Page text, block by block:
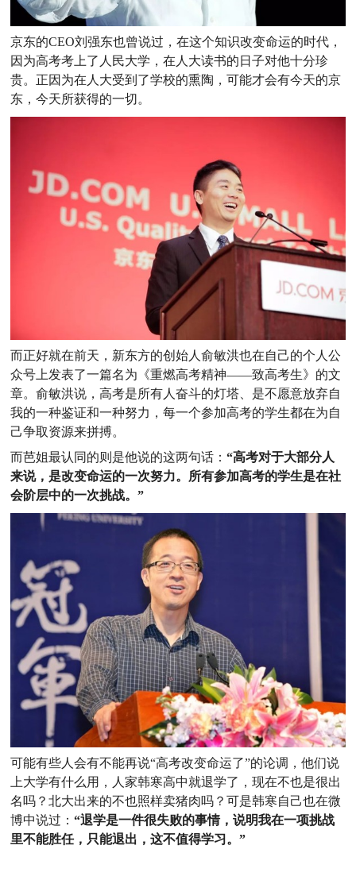
京东的CEO刘强东也曾说过，在这个知识改变命运的时代，
因为高考考上了人民大学，在人大读书的日子对他十分珍
贵。正因为在人大受到了学校的熏陶，可能才会有今天的京
东，今天所获得的一切。
而正好就在前天，新东方的创始人俞敏洪也在自己的个人公
众号上发表了一篇名为《重燃高考精神——致高考生》的文
章。俞敏洪说，高考是所有人奋斗的灯塔、是不愿意放弃自
我的一种鉴证和一种努力，每一个参加高考的学生都在为自
己争取资源来拼搏。
而芭姐最认同的则是他说的这两句话：“高考对于大部分人
来说，是改变命运的一次努力。所有参加高考的学生是在社
会阶层中的一次挑战。”
可能有些人会有不能再说“高考改变命运了”的论调，他们说
上大学有什么用，人家韩寒高中就退学了，现在不也是很出
名吗？北大出来的不也照样卖猪肉吗？可是韩寒自己也在微
博中说过：“退学是一件很失败的事情，说明我在一项挑战
里不能胜任，只能退出，这不值得学习。”